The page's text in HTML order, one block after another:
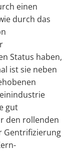
einen
durch das
Status haben,
ist sie neben
gut
den rollenden
Gentrifizierung